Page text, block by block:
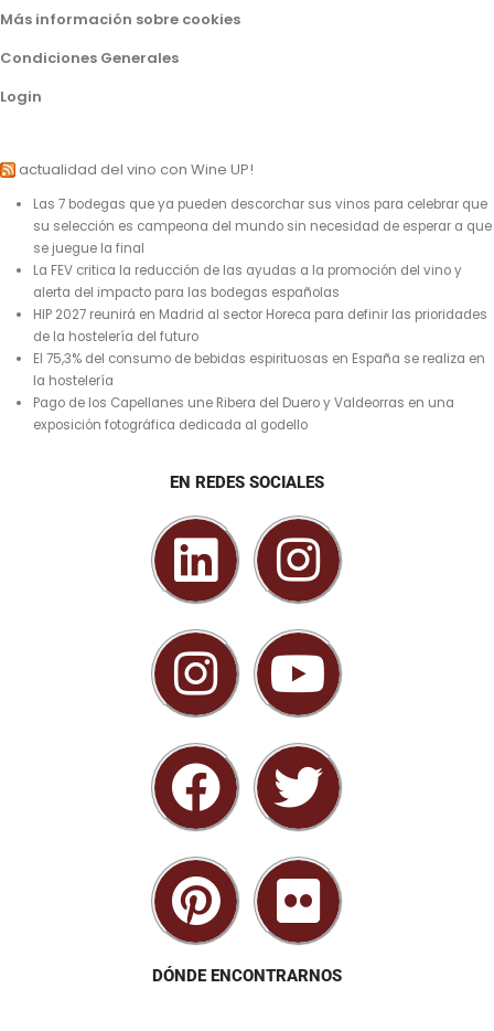
Más información sobre cookies
Condiciones Generales
Login
actualidad del vino con Wine UP!
Las 7 bodegas que ya pueden descorchar sus vinos para celebrar que
su selección es campeona del mundo sin necesidad de esperar a que
se juegue la final
La FEV critica la reducción de las ayudas a la promoción del vino y
alerta del impacto para las bodegas españolas
HIP 2027 reunirá en Madrid al sector Horeca para definir las prioridades
de la hostelería del futuro
El 75,3% del consumo de bebidas espirituosas en España se realiza en
la hostelería
Pago de los Capellanes une Ribera del Duero y Valdeorras en una
exposición fotográfica dedicada al godello
EN REDES SOCIALES
DÓNDE ENCONTRARNOS